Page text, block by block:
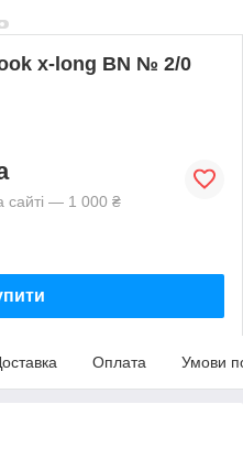
x-long BN № 2/0
сайті — 1 000 ₴
Оплата Умови